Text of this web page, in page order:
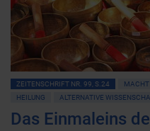
ZEITENSCHRIFT NR. 99, S.24 MACHT
HEILUNG
ALTERNATIVE
Das Einmaleins